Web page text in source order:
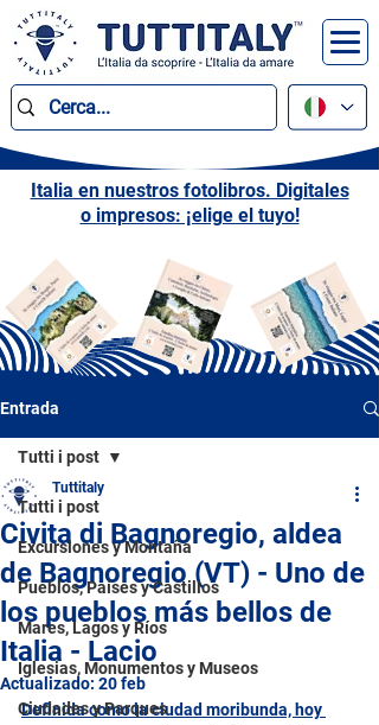
Italia en nuestros fotolibros. Digitales
o impresos: ¡elige el tuyo!
Entrada
Tutti i post
Excursiones y Montaña
Pueblos, Países y Castillos
Mares, Lagos y Ríos
Iglesias, Monumentos y Museos
Ciudades y Parques
Tutti i post
Civita di Bagnoregio, aldea
de Bagnoregio (VT) - Uno de
los pueblos más bellos de
Italia - Lacio
Tuttitaly
Actualizado: 20 feb
Definida como la ciudad moribunda, hoy